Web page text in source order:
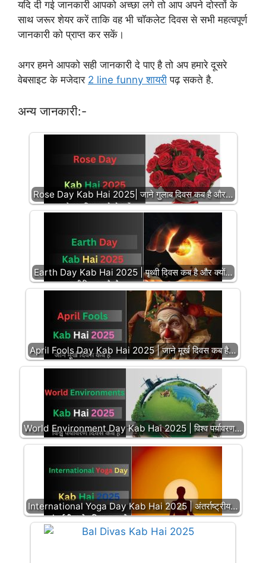
यदि दी गई जानकारी आपको अच्छा लगे तो आप अपने दोस्तों के
साथ जरूर शेयर करें ताकि वह भी चॉकलेट दिवस से सभी महत्वपूर्ण
जानकारी को प्राप्त कर सकें।
अगर हमने आपको सही जानकारी दे पाए है तो अप हमारे दूसरे
वेबसाइट के मजेदार 2 line funny शायरी पढ़ सकते है.
अन्य जानकारी:-
Rose Day Kab Hai 2025| जाने गुलाब दिवस कब है और…
Earth Day Kab Hai 2025 | पृथ्वी दिवस कब है और क्यों…
April Fools Day Kab Hai 2025 | जाने मूर्ख दिवस कब है…
World Environment Day Kab Hai 2025 | विश्व पर्यावरण…
International Yoga Day Kab Hai 2025 | अंतर्राष्ट्रीय…